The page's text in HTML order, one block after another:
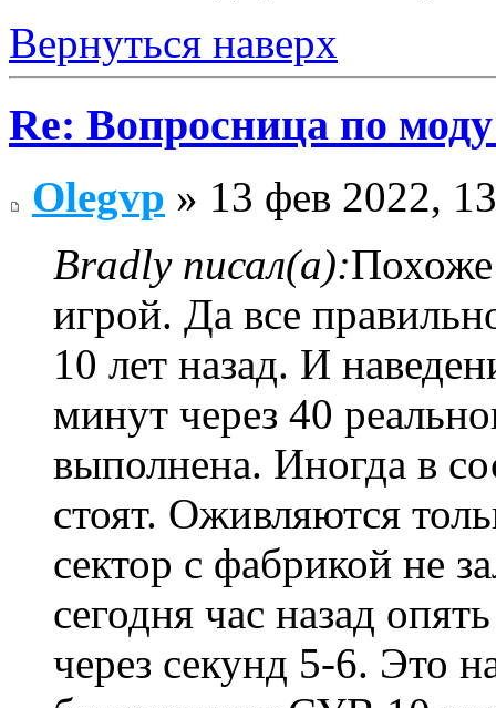
Вернуться наверх
Re: Вопросница по
Olegvp » 13 фев 2022,
Bradly писал(а):Похоже
игрой. Да все
10 лет назад. И
минут через 40
выполнена. Иногда в
стоят. Оживляются
сектор с фабрикой не
сегодня час назад
через секунд 5-6. Это